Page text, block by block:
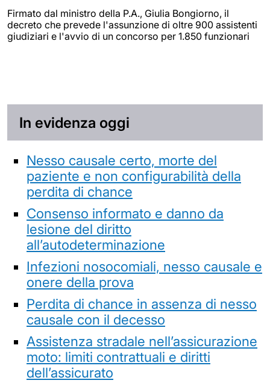
Firmato dal ministro della P.A., Giulia Bongiorno, il
decreto che prevede l'assunzione di oltre 900 assistenti
giudiziari e l'avvio di un concorso per 1.850 funzionari
In evidenza oggi
Nesso causale certo, morte del
paziente e non configurabilità della
perdita di chance
Consenso informato e danno da
lesione del diritto
all’autodeterminazione
Infezioni nosocomiali, nesso causale e
onere della prova
Perdita di chance in assenza di nesso
causale con il decesso
Assistenza stradale nell’assicurazione
moto: limiti contrattuali e diritti
dell’assicurato